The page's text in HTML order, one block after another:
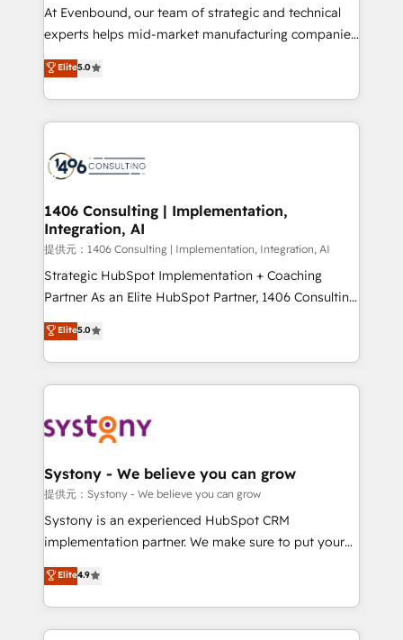
companies that divide their offer into 4
Competence Centers: Smart Manufacturing,
The synergies generated by these integrations,
together with the combination of talents, skills,
to accompany companies on their digital
transformation journey.
At Evenbound, our team of strategic and technical
experts helps mid-market manufacturing companies
achieve real growth. We specialize in delivering
tailored solutions that drive results by leveraging
HubSpot’s platform and data to fuel success.
Technical Solutions: - HubSpot Technical Consulting -
Onboarding - Data Migration & Integrations -
Revenue Operations - Inbound Marketing -
Outbound Marketing - HubSpot CMS Website
Design & Development We empower our clients to
reach their full potential by providing transparent,
relationship-driven support. With over 300 HubSpot
technical know-how and strategic guidance you
need to succeed.
Elite5.0
1406 Consulting | Implementation,
Integration, AI
提供元：1406 Consulting | Implementation, Integration, AI
Strategic HubSpot Implementation + Coaching
Partner As an Elite HubSpot Partner, 1406 Consulting
helps mid-market revenue teams transform how
they sell, market, and serve. We don't just build your
HubSpot—we teach your team to own it, then stay
to help you keep winning. What We Do ⚙️ CRM
Data & Content 📈 Sales & Marketing Alignment +
Agent Creation 🔄 Custom Integrations & Data
Migration Why 1406 We become part of your team.
Your team learns while we build. We fix what others
broke. Built for mid-market reality—practical
constraints. By the Numbers 🏆 Top 1% of all
HubSpot partners 🔄 Top 5% globally in client
Elite5.0
Systony - We believe you can grow
提供元：Systony - We believe you can grow
Systony is an experienced HubSpot CRM
implementation partner. We make sure to put your
organization's needs and goals first and think along
with your organization. We are only satisfied once
you are too. Why Systony? - 20+ years of
experience with CRM, Marketing, Sales & Service
Elite4.9